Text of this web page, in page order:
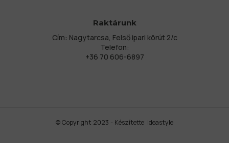
Raktárunk
Cím: Nagytarcsa, Felső ipari körút 2/c
Telefon:
+36 70 606-6897
© Copyright 2023 - Készítette: Ideastyle